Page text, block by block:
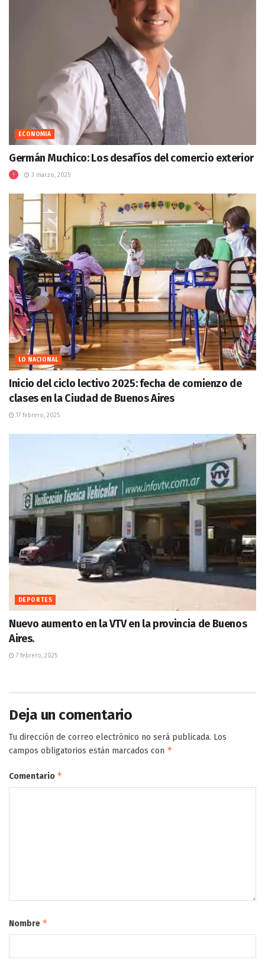
ECONOMIA
Germán Muchico: Los desafíos del comercio exterior
3 marzo, 2025
LO NACIONAL
Inicio del ciclo lectivo 2025: fecha de comienzo de
clases en la Ciudad de Buenos Aires
17 febrero, 2025
DEPORTES
Nuevo aumento en la VTV en la provincia de Buenos
Aires.
7 febrero, 2025
Deja un comentario
Tu dirección de correo electrónico no será publicada. Los
campos obligatorios están marcados con *
Comentario *
Nombre *